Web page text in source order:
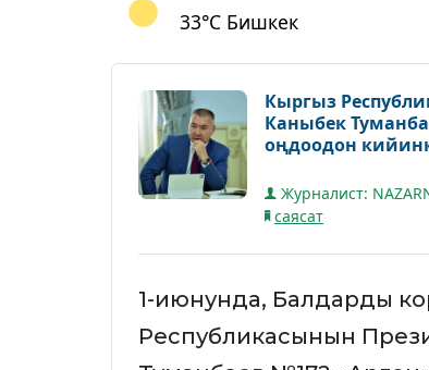
33°C Бишкек
Кыргыз
Каныбек
оңдоодон
Журналист:
саясат
1-июнунда, Балдарды
Республикасынын